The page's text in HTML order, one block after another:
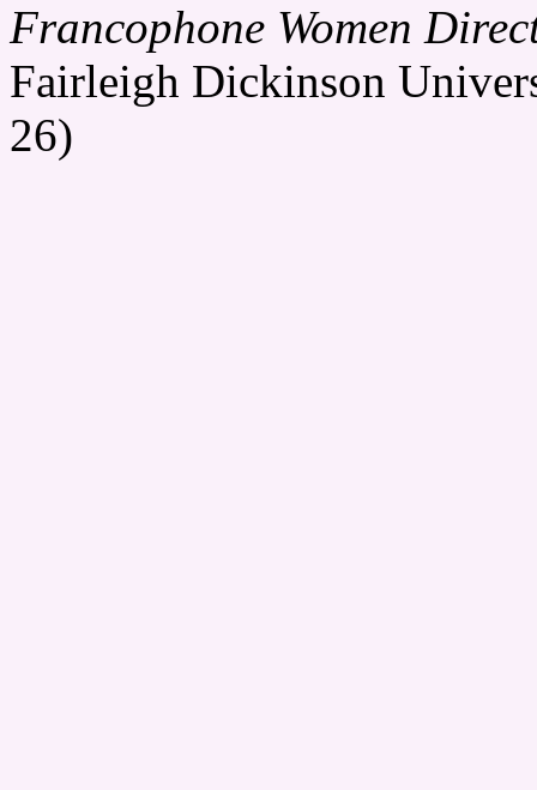
Francophone Women
Fairleigh Dickinson
26)